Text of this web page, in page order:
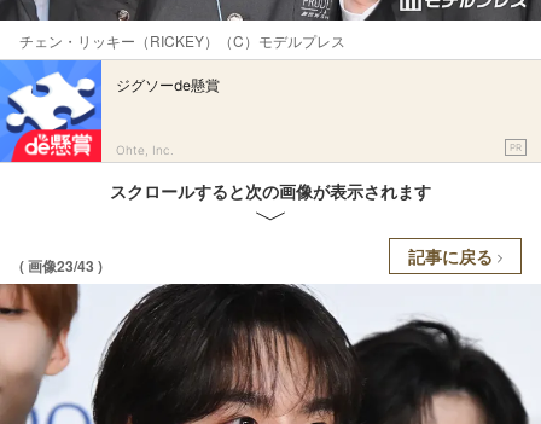
チェン・リッキー（RICKEY）（C）モデルプレス
ジグソーde懸賞
Ohte, Inc. PR
スクロールすると次の画像が表示されます
( 画像23/43 ) 記事に戻る